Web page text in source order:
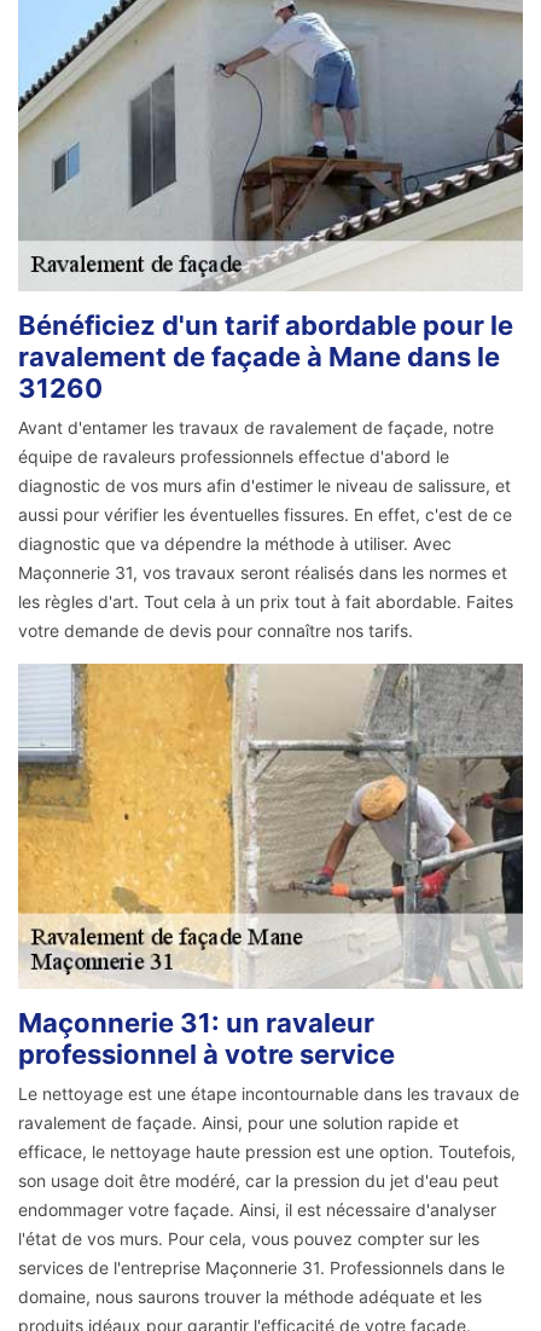
Bénéficiez d'un tarif abordable pour le
ravalement de façade à Mane dans le
31260
Avant d'entamer les travaux de ravalement de façade, notre
équipe de ravaleurs professionnels effectue d'abord le
diagnostic de vos murs afin d'estimer le niveau de salissure, et
aussi pour vérifier les éventuelles fissures. En effet, c'est de ce
diagnostic que va dépendre la méthode à utiliser. Avec
Maçonnerie 31, vos travaux seront réalisés dans les normes et
les règles d'art. Tout cela à un prix tout à fait abordable. Faites
votre demande de devis pour connaître nos tarifs.
Maçonnerie 31: un ravaleur
professionnel à votre service
Le nettoyage est une étape incontournable dans les travaux de
ravalement de façade. Ainsi, pour une solution rapide et
efficace, le nettoyage haute pression est une option. Toutefois,
son usage doit être modéré, car la pression du jet d'eau peut
endommager votre façade. Ainsi, il est nécessaire d'analyser
l'état de vos murs. Pour cela, vous pouvez compter sur les
services de l'entreprise Maçonnerie 31. Professionnels dans le
domaine, nous saurons trouver la méthode adéquate et les
produits idéaux pour garantir l'efficacité de votre façade.